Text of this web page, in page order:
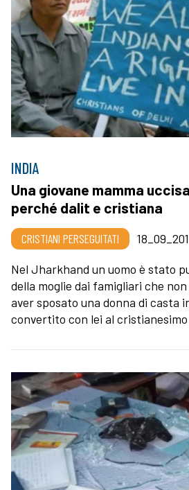
INDIA
Una giovane mamma
perché dalit e cristiana
CRISTIANI PERSEGUITATI
Nel Jharkhand un uomo è stato
della moglie dai famigliari che
aver sposato una donna di casta
convertito con lei al cristianesimo